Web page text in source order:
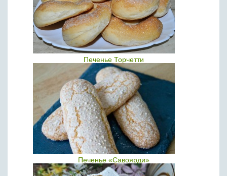
Печенье Торчетти
Печенье «Савоярди»